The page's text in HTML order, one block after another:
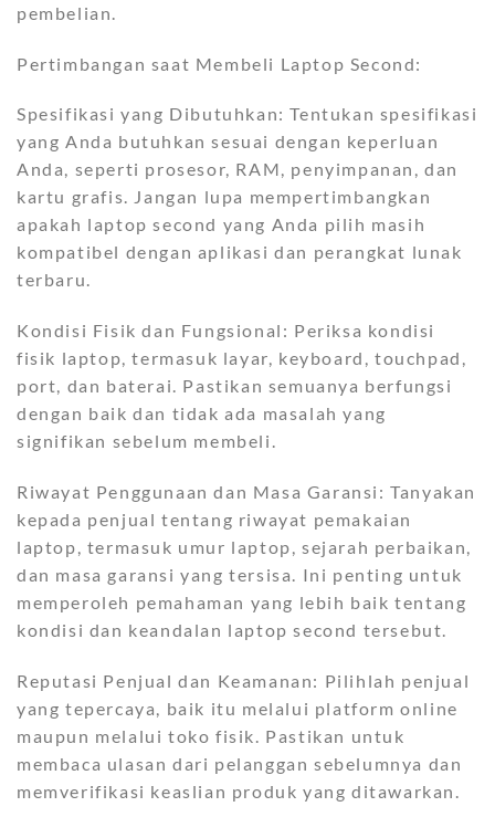
pembelian.
Pertimbangan saat Membeli Laptop Second:
Spesifikasi yang Dibutuhkan: Tentukan spesifikasi
yang Anda butuhkan sesuai dengan keperluan
Anda, seperti prosesor, RAM, penyimpanan, dan
kartu grafis. Jangan lupa mempertimbangkan
apakah laptop second yang Anda pilih masih
kompatibel dengan aplikasi dan perangkat lunak
terbaru.
Kondisi Fisik dan Fungsional: Periksa kondisi
fisik laptop, termasuk layar, keyboard, touchpad,
port, dan baterai. Pastikan semuanya berfungsi
dengan baik dan tidak ada masalah yang
signifikan sebelum membeli.
Riwayat Penggunaan dan Masa Garansi: Tanyakan
kepada penjual tentang riwayat pemakaian
laptop, termasuk umur laptop, sejarah perbaikan,
dan masa garansi yang tersisa. Ini penting untuk
memperoleh pemahaman yang lebih baik tentang
kondisi dan keandalan laptop second tersebut.
Reputasi Penjual dan Keamanan: Pilihlah penjual
yang tepercaya, baik itu melalui platform online
maupun melalui toko fisik. Pastikan untuk
membaca ulasan dari pelanggan sebelumnya dan
memverifikasi keaslian produk yang ditawarkan.